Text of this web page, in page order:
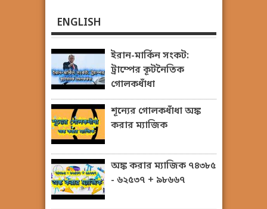
ENGLISH
ইরান-মার্কিন সংকট:
ট্রাম্পের কূটনৈতিক
গোলকধাঁধা
শূন্যের গোলকধাঁধা অঙ্ক
করার ম্যাজিক
অঙ্ক করার ম্যাজিক ৭৪৩৮৫
- ৬২৫৩৭ + ৯৮৬৬৭